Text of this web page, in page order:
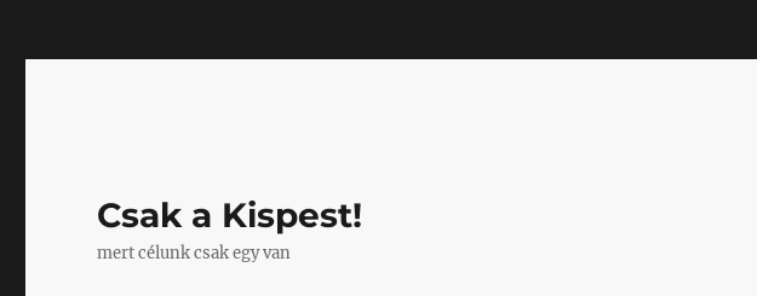
Csak a Kispest!
mert célunk csak egy van